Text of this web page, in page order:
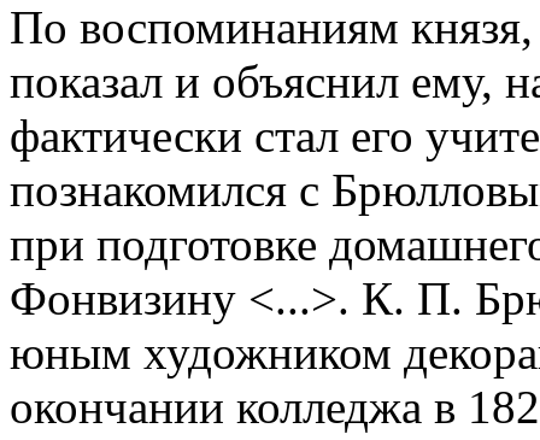
По воспоминаниям
показал и объяснил ему,
фактически стал его
познакомился с
при подготовке
Фонвизину <...>. К. П.
юным художником
окончании колледжа в